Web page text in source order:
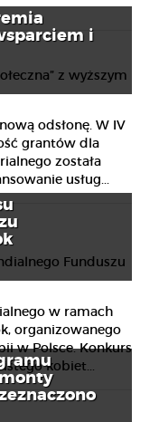
i
odsłonę. W IV
grantów dla
została
usług...
w ramach
organizowanego
w Polsce. Konkurs
kobiet...